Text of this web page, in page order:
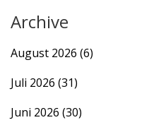
Archive
August 2026 (6)
Juli 2026 (31)
Juni 2026 (30)